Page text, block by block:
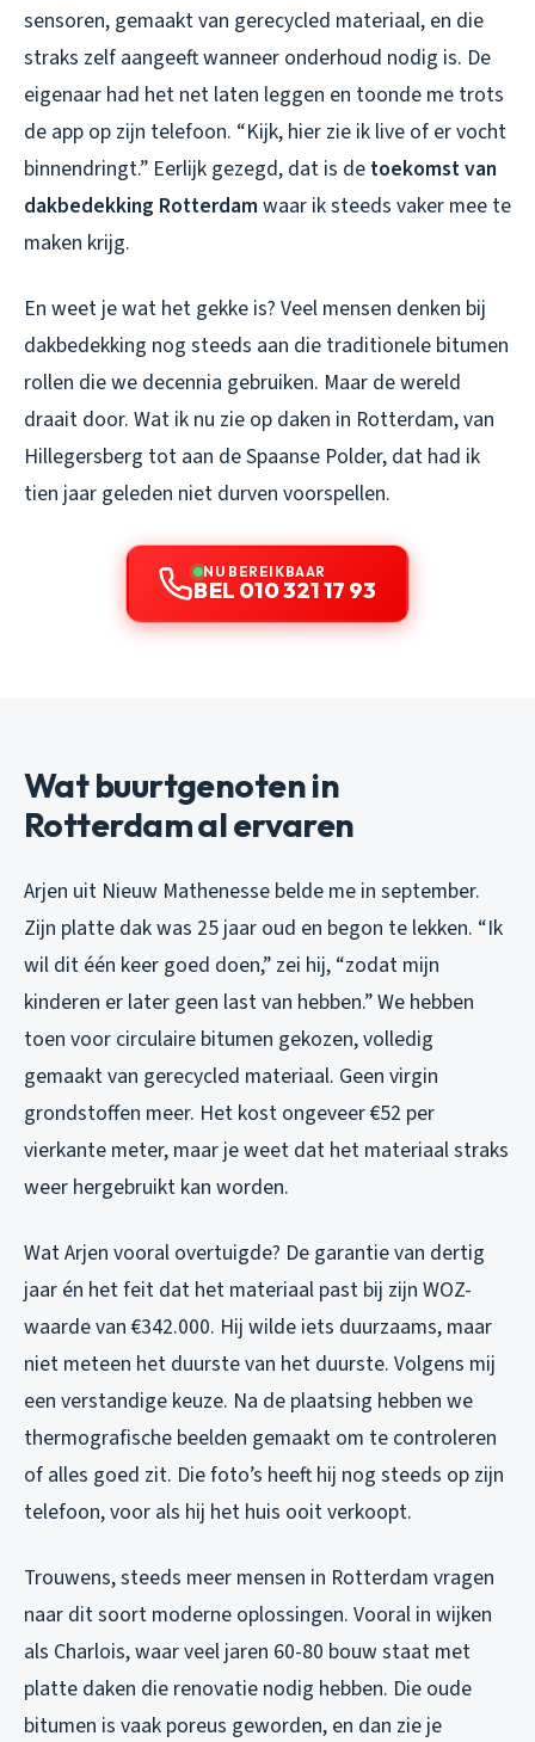
sensoren, gemaakt van gerecycled materiaal, en die
straks zelf aangeeft wanneer onderhoud nodig is. De
eigenaar had het net laten leggen en toonde me trots
de app op zijn telefoon. “Kijk, hier zie ik live of er vocht
binnendringt.” Eerlijk gezegd, dat is de toekomst van
dakbedekking Rotterdam waar ik steeds vaker mee te
maken krijg.
En weet je wat het gekke is? Veel mensen denken bij
dakbedekking nog steeds aan die traditionele bitumen
rollen die we decennia gebruiken. Maar de wereld
draait door. Wat ik nu zie op daken in Rotterdam, van
Hillegersberg tot aan de Spaanse Polder, dat had ik
tien jaar geleden niet durven voorspellen.
NU BEREIKBAAR
BEL 010 321 17 93
Wat buurtgenoten in
Rotterdam al ervaren
Arjen uit Nieuw Mathenesse belde me in september.
Zijn platte dak was 25 jaar oud en begon te lekken. “Ik
wil dit één keer goed doen,” zei hij, “zodat mijn
kinderen er later geen last van hebben.” We hebben
toen voor circulaire bitumen gekozen, volledig
gemaakt van gerecycled materiaal. Geen virgin
grondstoffen meer. Het kost ongeveer €52 per
vierkante meter, maar je weet dat het materiaal straks
weer hergebruikt kan worden.
Wat Arjen vooral overtuigde? De garantie van dertig
jaar én het feit dat het materiaal past bij zijn WOZ-
waarde van €342.000. Hij wilde iets duurzaams, maar
niet meteen het duurste van het duurste. Volgens mij
een verstandige keuze. Na de plaatsing hebben we
thermografische beelden gemaakt om te controleren
of alles goed zit. Die foto’s heeft hij nog steeds op zijn
telefoon, voor als hij het huis ooit verkoopt.
Trouwens, steeds meer mensen in Rotterdam vragen
naar dit soort moderne oplossingen. Vooral in wijken
als Charlois, waar veel jaren 60-80 bouw staat met
platte daken die renovatie nodig hebben. Die oude
bitumen is vaak poreus geworden, en dan zie je